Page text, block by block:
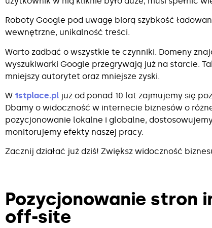
Roboty Google pod uwagę biorą szybkość
wewnętrzne, unikalność treści.
Warto zadbać o wszystkie te czynniki. Domeny
wyszukiwarki Google przegrywają już na starcie.
mniejszy autorytet oraz mniejsze zyski.
W 1stplace.pl już od ponad 10 lat zajmujemy się
Dbamy o widoczność w internecie biznesów o
pozycjonowanie lokalne i globalne,
monitorujemy efekty naszej pracy.
Zacznij działać już dziś! Zwiększ widoczność
Pozycjonowanie stron
off-site